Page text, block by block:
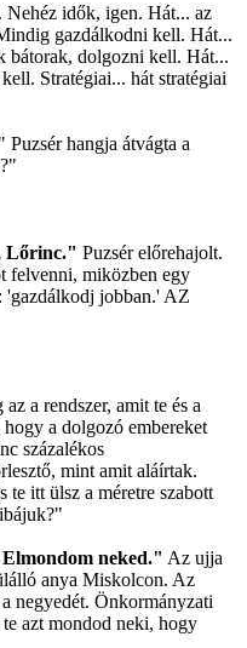
Nehéz idők, igen. Hát... az
gazdálkodni kell. Hát...
bátorak, dolgozni kell. Hát...
Stratégiai... hát stratégiai
Puzsér hangja átvágta a
Lőrinc." Puzsér előrehajolt.
felvenni, miközben egy
'gazdálkodj jobban.' AZ
a rendszer, amit te és a
a dolgozó embereket
százalékos
mint amit aláírtak.
te itt ülsz a méretre szabott
neked." Az ujja
anya Miskolcon. Az
negyedét. Önkormányzati
azt mondod neki, hogy